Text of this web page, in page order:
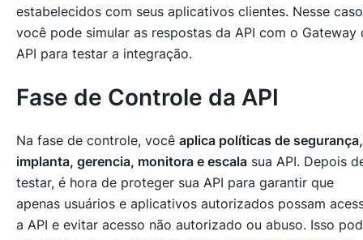
estabelecidos com seus aplicativos clientes. Nesse
você pode simular as respostas da API com o Gateway
API para testar a integração.
Fase de Controle da API
Na fase de controle, você aplica políticas de segurança,
implanta, gerencia, monitora e escala sua API. Depois
testar, é hora de proteger sua API para garantir que
apenas usuários e aplicativos autorizados possam
a API e evitar acesso não autorizado ou abuso. Isso